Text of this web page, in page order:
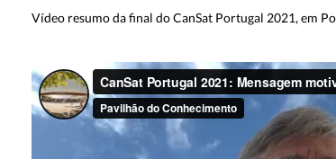
Vídeo resumo da final do CanSat Portugal 2021, em